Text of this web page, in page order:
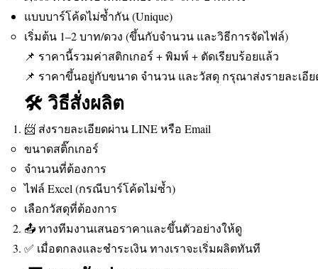
แบบบาร์โค้ดไม่ซ้ำกัน (Unique)
เริ่มต้น 1–2 บาท/ดวง (ขึ้นกับจำนวน และวิธีการจัดไฟล์)
📌 ราคานี้รวมค่าสติกเกอร์ + พิมพ์ + ตัดเรียบร้อยแล้ว
📌 ราคาขึ้นอยู่กับขนาด จำนวน และวัสดุ กรุณาส่งรายละเอีย
🛠 วิธีสั่งผลิต
📨 ส่งรายละเอียดผ่าน LINE หรือ Email
ขนาดสติ๊กเกอร์
จำนวนที่ต้องการ
ไฟล์ Excel (กรณีบาร์โค้ดไม่ซ้ำ)
เลือกวัสดุที่ต้องการ
📤 ทางทีมงานเสนอราคาและขึ้นตัวอย่างให้ดู
✅ เมื่อตกลงและชำระเงิน ทางเราจะเริ่มผลิตทันที